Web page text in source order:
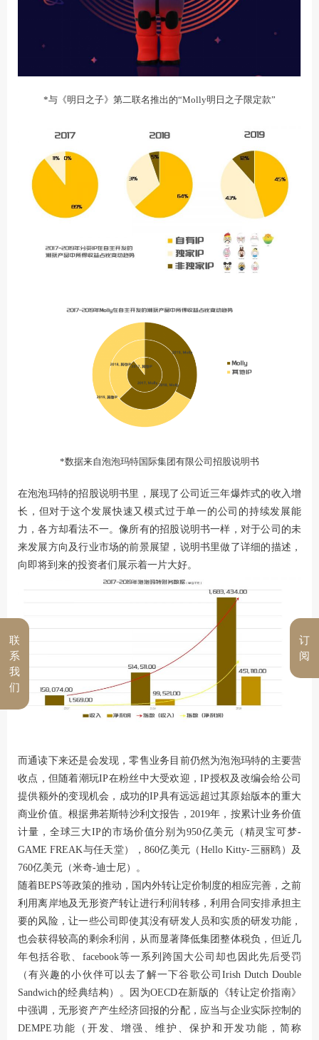
*与《明日之子》第二联名推出的“Molly明日之子限定款”
*数据来自泡泡玛特国际集团有限公司招股说明书
在泡泡玛特的招股说明书里，展现了公司近三年爆炸式的收入增
长，但对于这个发展快速又模式过于单一的公司的持续发展能
力，各方却看法不一。像所有的招股说明书一样，对于公司的未
来发展方向及行业市场的前景展望，说明书里做了详细的描述，
向即将到来的投资者们展示着一片大好。
而通读下来还是会发现，零售业务目前仍然为泡泡玛特的主要营
收点，但随着潮玩IP在粉丝中大受欢迎，IP授权及改编会给公司
提供额外的变现机会，成功的IP具有远远超过其原始版本的重大
商业价值。根据弗若斯特沙利文报告，2019年，按累计业务价值
计量，全球三大IP的市场价值分别为950亿美元（精灵宝可梦-
GAME FREAK与任天堂），860亿美元（Hello Kitty-三丽鸥）及
760亿美元（米奇-迪士尼）。
随着BEPS等政策的推动，国内外转让定价制度的相应完善，之前
利用离岸地及无形资产转让进行利润转移，利用合同安排承担主
要的风险，让一些公司即使其没有研发人员和实质的研发功能，
也会获得较高的剩余利润，从而显著降低集团整体税负，但近几
年包括谷歌、facebook等一系列跨国大公司却也因此先后受罚
（有兴趣的小伙伴可以去了解一下谷歌公司Irish Dutch Double
Sandwich的经典结构）。因为OECD在新版的《转让定价指南》
中强调，无形资产产生经济回报的分配，应当与企业实际控制的
DEMPE功能（开发、增强、维护、保护和开发功能，简称
订
阅
联
系
我
们